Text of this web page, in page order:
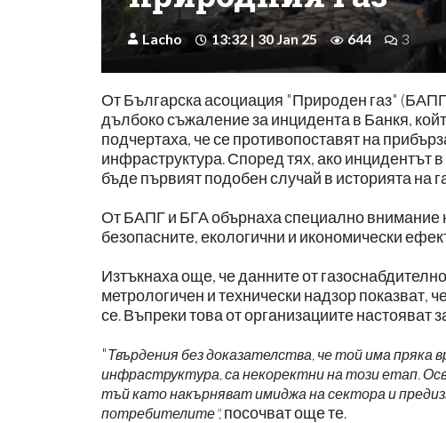
Lacho 13:32 | 30 Jan 25 644 3
От Българска асоциация "Природен газ"
дълбоко съжаление за инцидента в Банкя,
подчертаха, че се противопоставят на
инфраструктура. Според тях, ако инцидентът
бъде първият подобен случай в историята на
От БАПГ и БГА обърнаха специално внимание
безопасните, екологични и икономически
Изтъкнаха още, че данните от
метрологичен и технически надзор показват,
се. Въпреки това от организациите настояват
"Твърдения без доказателства, че той има пряка
инфраструктура, са некоректни на този етап.
тъй като накърняват имиджа на сектора и
потребителите", посочват още те.